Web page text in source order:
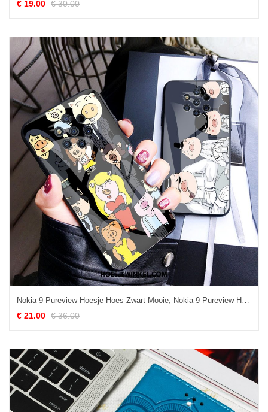
€ 19.00 € 30.00
Nokia 9 Pureview Hoesje Hoes Zwart Mooie, Nokia 9 Pureview Hoesje Glas Net Red
€ 21.00 € 36.00